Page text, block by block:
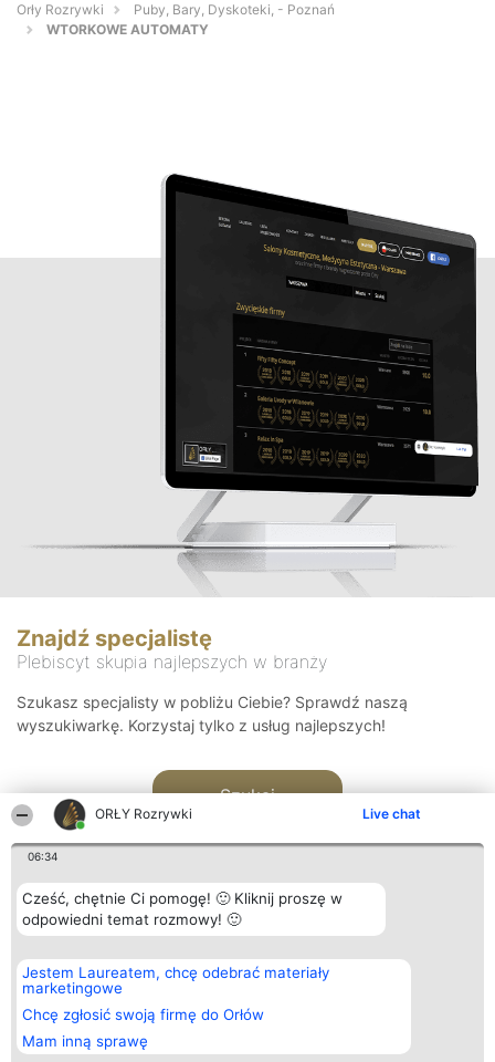
ORŁY Rozrywki Live chat
06:34
Cześć, chętnie Ci pomogę! 🙂 Kliknij proszę w
odpowiedni temat rozmowy! 🙂
Jestem Laureatem, chcę odebrać materiały
marketingowe
Chcę zgłosić swoją firmę do Orłów
Mam inną sprawę
Orły Rozrywki
Puby, Bary, Dyskoteki, - Poznań
WTORKOWE AUTOMATY
Znajdź specjalistę
Plebiscyt skupia najlepszych w branży
Szukasz specjalisty w pobliżu Ciebie? Sprawdź naszą
wyszukiwarkę. Korzystaj tylko z usług najlepszych!
Szukaj
Organizator plebiscytu
Bright Side Solutions sp. z o.
o. sp. k.
ul. Ruska 22
Wrocław 50-079
KRS 0000749100 | Regon
381313360 | NIP 8943132676
Plebiscyt
Laureaci
wszystkich
Laureatów
Regulamin
Kontakt
Kontakt